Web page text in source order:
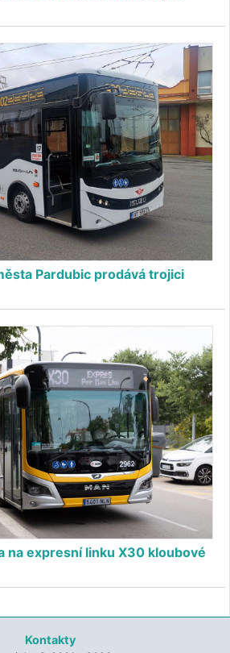
Pardubic prodává trojici
na expresní linku X30 kloubové
Kontakty